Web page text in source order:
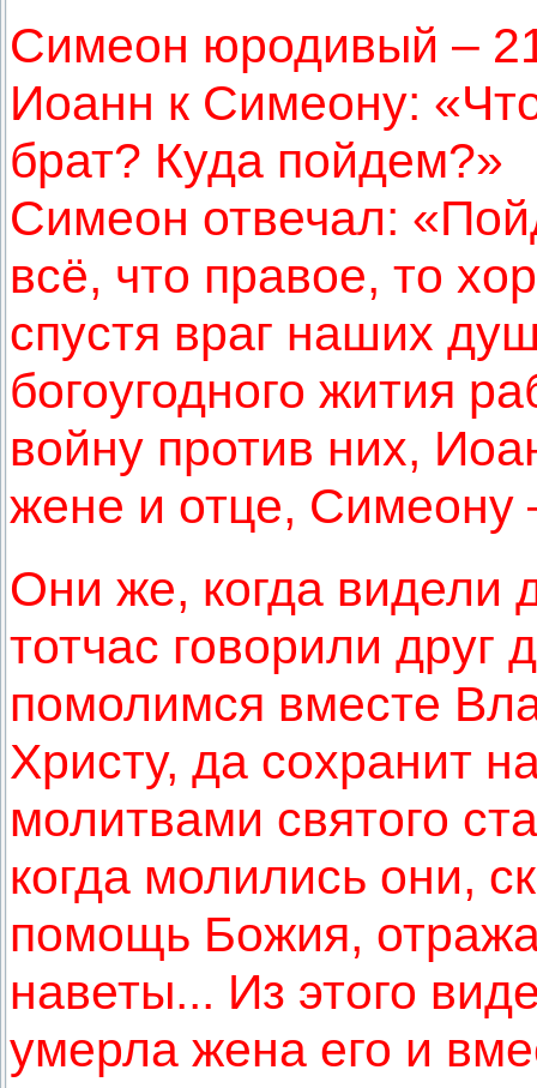
Симеон юродивый –
Иоанн к Симеону:
брат? Куда пойдем?»
Симеон отвечал:
всё, что правое, то
спустя враг наших
богоугодного жития
войну против них,
жене и отце, Симеону
Они же, когда видели
тотчас говорили друг
помолимся вместе
Христу, да сохранит
молитвами святого
когда молились они,
помощь Божия,
наветы... Из этого
умерла жена его и